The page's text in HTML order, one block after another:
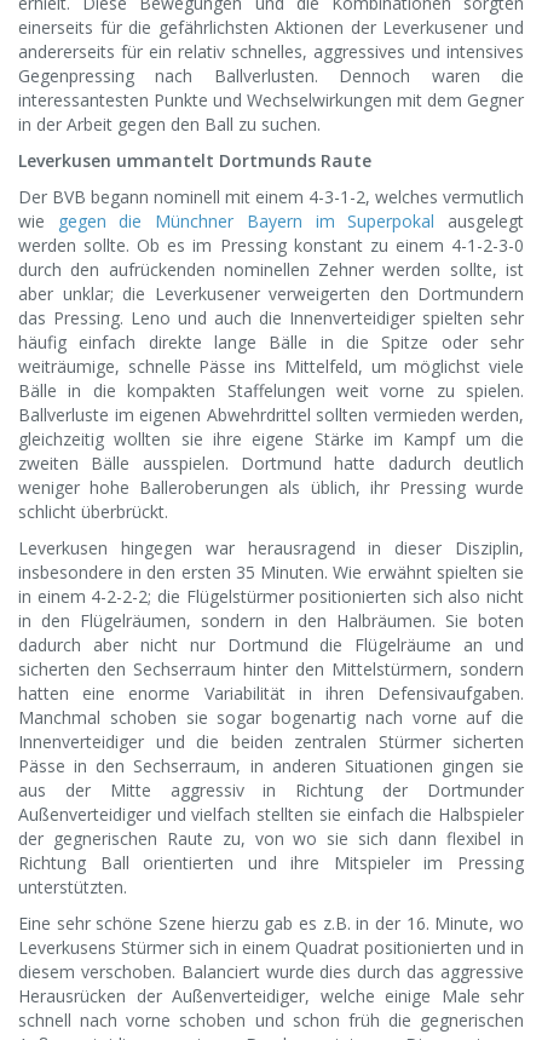
einerseits für die gefährlichsten Aktionen der Leverkusener und
andererseits für ein relativ schnelles, aggressives und intensives
Gegenpressing nach Ballverlusten. Dennoch waren die
interessantesten Punkte und Wechselwirkungen mit dem Gegner
in der Arbeit gegen den Ball zu suchen.
Leverkusen ummantelt Dortmunds Raute
Der BVB begann nominell mit einem 4-3-1-2, welches vermutlich
wie gegen die Münchner Bayern im Superpokal ausgelegt
werden sollte. Ob es im Pressing konstant zu einem 4-1-2-3-0
durch den aufrückenden nominellen Zehner werden sollte, ist
aber unklar; die Leverkusener verweigerten den Dortmundern
das Pressing. Leno und auch die Innenverteidiger spielten sehr
häufig einfach direkte lange Bälle in die Spitze oder sehr
weiträumige, schnelle Pässe ins Mittelfeld, um möglichst viele
Bälle in die kompakten Staffelungen weit vorne zu spielen.
Ballverluste im eigenen Abwehrdrittel sollten vermieden werden,
gleichzeitig wollten sie ihre eigene Stärke im Kampf um die
zweiten Bälle ausspielen. Dortmund hatte dadurch deutlich
weniger hohe Balleroberungen als üblich, ihr Pressing wurde
schlicht überbrückt.
Leverkusen hingegen war herausragend in dieser Disziplin,
insbesondere in den ersten 35 Minuten. Wie erwähnt spielten sie
in einem 4-2-2-2; die Flügelstürmer positionierten sich also nicht
in den Flügelräumen, sondern in den Halbräumen. Sie boten
dadurch aber nicht nur Dortmund die Flügelräume an und
sicherten den Sechserraum hinter den Mittelstürmern, sondern
hatten eine enorme Variabilität in ihren Defensivaufgaben.
Manchmal schoben sie sogar bogenartig nach vorne auf die
Innenverteidiger und die beiden zentralen Stürmer sicherten
Pässe in den Sechserraum, in anderen Situationen gingen sie
aus der Mitte aggressiv in Richtung der Dortmunder
Außenverteidiger und vielfach stellten sie einfach die Halbspieler
der gegnerischen Raute zu, von wo sie sich dann flexibel in
Richtung Ball orientierten und ihre Mitspieler im Pressing
unterstützten.
Eine sehr schöne Szene hierzu gab es z.B. in der 16. Minute, wo
Leverkusens Stürmer sich in einem Quadrat positionierten und in
diesem verschoben. Balanciert wurde dies durch das aggressive
Herausrücken der Außenverteidiger, welche einige Male sehr
schnell nach vorne schoben und schon früh die gegnerischen